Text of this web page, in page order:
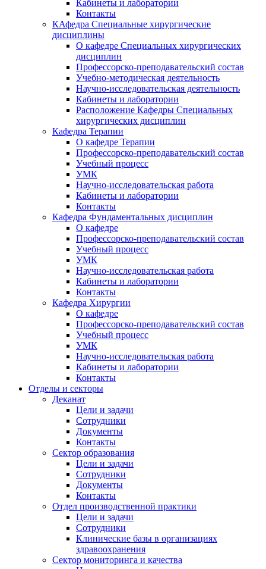
Кабинеты и лаборатории
Контакты
КАфедра Специальные хирургические
дисциплины
О кафедре Специальных хирургических
дисциплин
Профессорско-преподавательский состав
Учебно-методическая деятельность
Научно-исследовательская деятельность
Кабинеты и лаборатории
Расположение Кафедры Специальных
хирургических дисциплин
Кафедра Терапии
О кафедре Терапии
Профессорско-преподавательский состав
Учебный процесс
УМК
Научно-исследовательская работа
Кабинеты и лаборатории
Контакты
Кафедра Фундаментальных дисциплин
О кафедре
Профессорско-преподавательский состав
Учебный процесс
УМК
Научно-исследовательская работа
Кабинеты и лаборатории
Контакты
Кафедра Хирургии
О кафедре
Профессорско-преподавательский состав
Учебный процесс
УМК
Научно-исследовательская работа
Кабинеты и лаборатории
Контакты
Отделы и секторы
Деканат
Цели и задачи
Сотрудники
Документы
Контакты
Сектор образования
Цели и задачи
Сотрудники
Документы
Контакты
Отдел производственной практики
Цели и задачи
Сотрудники
Клинические базы в организациях
здравоохранения
Сектор мониторинга и качества